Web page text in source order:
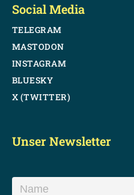
Social Media
TELEGRAM
MASTODON
INSTAGRAM
BLUESKY
X (TWITTER)
Unser Newsletter